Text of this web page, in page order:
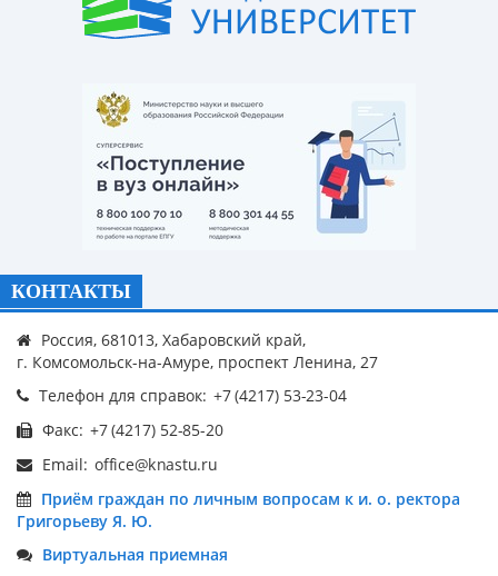
КОНТАКТЫ
Россия, 681013, Хабаровский край,
г. Комсомольск-на-Амуре, проспект Ленина, 27
Телефон для справок:
Факс:
Email:
Приём граждан по личным вопросам к и. о. ректора
Григорьеву Я. Ю.
Виртуальная приемная